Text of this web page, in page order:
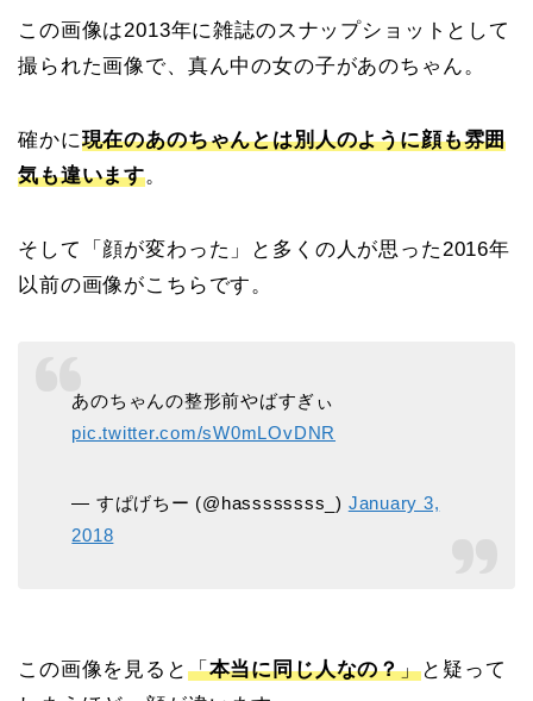
この画像は2013年に雑誌のスナップショットとして
撮られた画像で、真ん中の女の子があのちゃん。
確かに現在のあのちゃんとは別人のように顔も雰囲
気も違います。
そして「顔が変わった」と多くの人が思った2016年
以前の画像がこちらです。
あのちゃんの整形前やばすぎぃ
pic.twitter.com/sW0mLOvDNR
— すぱげちー (@hassssssss_) January 3,
2018
この画像を見ると 「本当に同じ人なの？」と疑って